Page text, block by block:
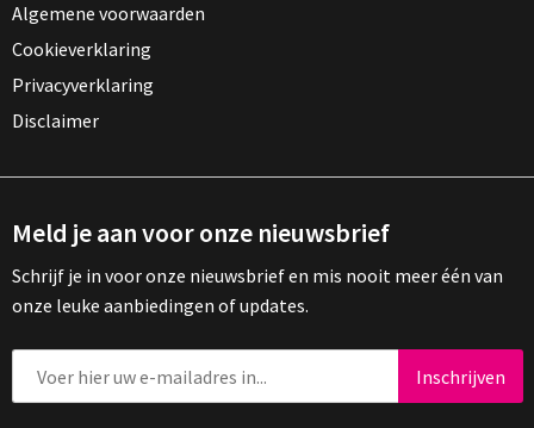
Algemene voorwaarden
Cookieverklaring
Privacyverklaring
Disclaimer
Meld je aan voor onze nieuwsbrief
Schrijf je in voor onze nieuwsbrief en mis nooit meer één van
onze leuke aanbiedingen of updates.